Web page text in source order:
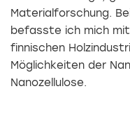
Materialforschung.
befasste ich mich
finnischen
Möglichkeiten der
Nanozellulose.